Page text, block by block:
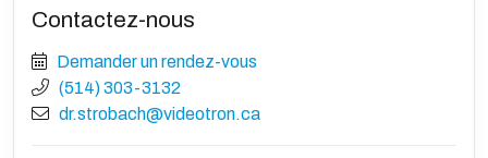
Contactez-nous
Demander un rendez-vous
(514) 303-3132
dr.strobach@videotron.ca